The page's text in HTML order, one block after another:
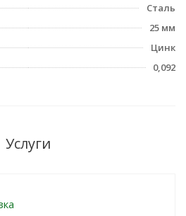
Сталь
25 мм
Цинк
0,092
Услуги